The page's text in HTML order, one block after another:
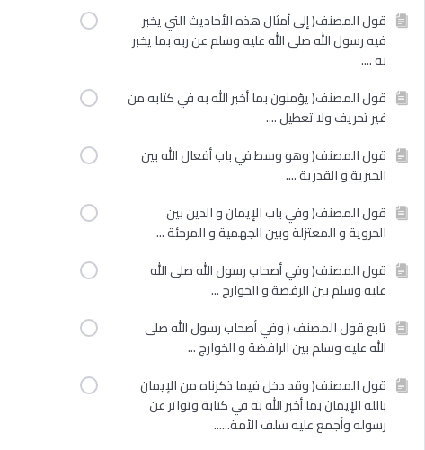
قول المصنف( إلى أمثال هذه الأحاديث التي يخبر
فيه رسول الله صلى الله عليه وسلم عن ربه بما يخبر
به ....
قول المصنف( يؤمنون بما أخبر الله به في كتابه من
غير تحريف ولا تعطيل ....
قول المصنف( وهو وسط في باب أفعال الله بين
الجبرية و القدرية ....
قول المصنف( وفي باب الإيمان و الدين بين
الحروية و المعتزلة وبين الجهمية و المرجئة ...
قول المصنف( وفي أصحاب رسول الله صلى الله
عليه وسلم بين الرفضة و الخوارج ...
تابع قول المصنف ( وفي أصحاب رسول الله صلى
الله عليه وسلم بين الرافضة و الخوارج ...
قول المصنف( وقد دخل فيما ذكرناه من الإيمان
بالله الإيمان بما أخبر الله به في كتابة وتواتر عن
رسوله وأجمع عليه سلف الأمة......